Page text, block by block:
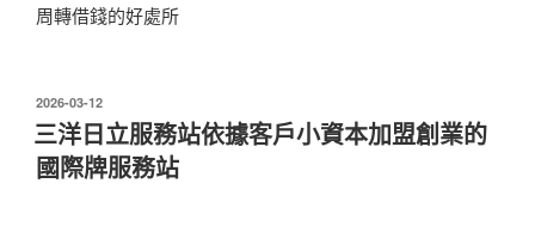
周轉借錢的好處所
發
佈
於
2026-03-12
三洋日立服務站依據客戶小資本加盟創業的
國際牌服務站